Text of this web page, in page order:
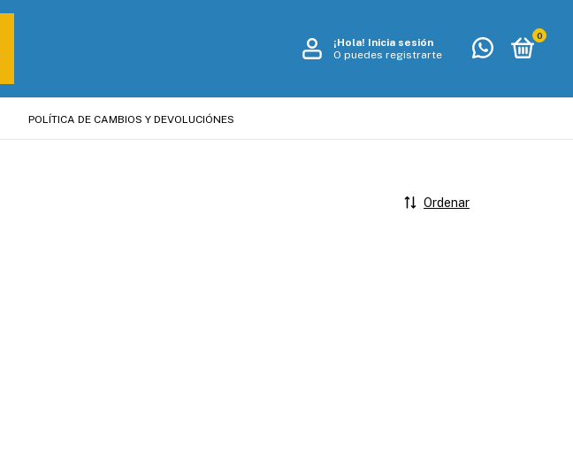
¡Hola! Inicia sesión
O puedes registrarte
0
POLÍTICA DE CAMBIOS Y DEVOLUCIÓNES
Ordenar